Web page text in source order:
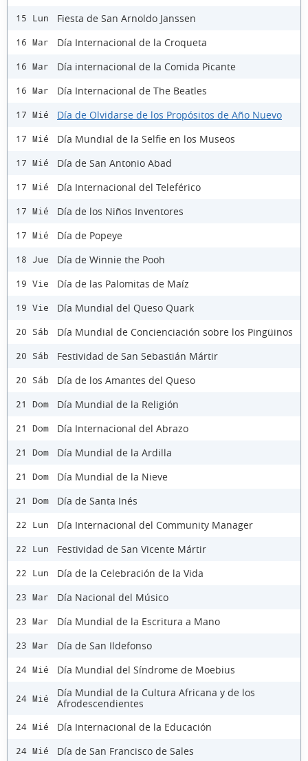
15 Lun Fiesta de San Arnoldo Janssen
16 Mar Día Internacional de la Croqueta
16 Mar Día internacional de la Comida Picante
16 Mar Día Internacional de The Beatles
17 Mié Día de Olvidarse de los Propósitos de Año Nuevo
17 Mié Día Mundial de la Selfie en los Museos
17 Mié Día de San Antonio Abad
17 Mié Día Internacional del Teleférico
17 Mié Día de los Niños Inventores
17 Mié Día de Popeye
18 Jue Día de Winnie the Pooh
19 Vie Día de las Palomitas de Maíz
19 Vie Día Mundial del Queso Quark
20 Sáb Día Mundial de Concienciación sobre los Pingüinos
20 Sáb Festividad de San Sebastián Mártir
20 Sáb Día de los Amantes del Queso
21 Dom Día Mundial de la Religión
21 Dom Día Internacional del Abrazo
21 Dom Día Mundial de la Ardilla
21 Dom Día Mundial de la Nieve
21 Dom Día de Santa Inés
22 Lun Día Internacional del Community Manager
22 Lun Festividad de San Vicente Mártir
22 Lun Día de la Celebración de la Vida
23 Mar Día Nacional del Músico
23 Mar Día Mundial de la Escritura a Mano
23 Mar Día de San Ildefonso
24 Mié Día Mundial del Síndrome de Moebius
24 Mié
Día Mundial de la Cultura Africana y de los
Afrodescendientes
24 Mié Día Internacional de la Educación
24 Mié Día de San Francisco de Sales